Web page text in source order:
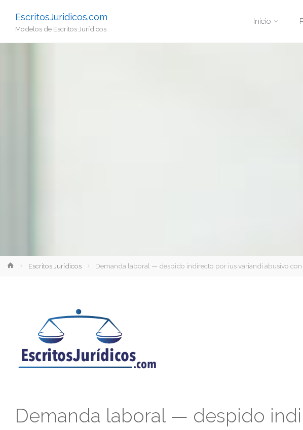
EscritosJuridicos.com
Modelos de Escritos Jurídicos
Inicio
InicioEscritos Jurídicos Demanda laboral — despido indirecto por ius variandi abusivo
Demanda laboral — despido